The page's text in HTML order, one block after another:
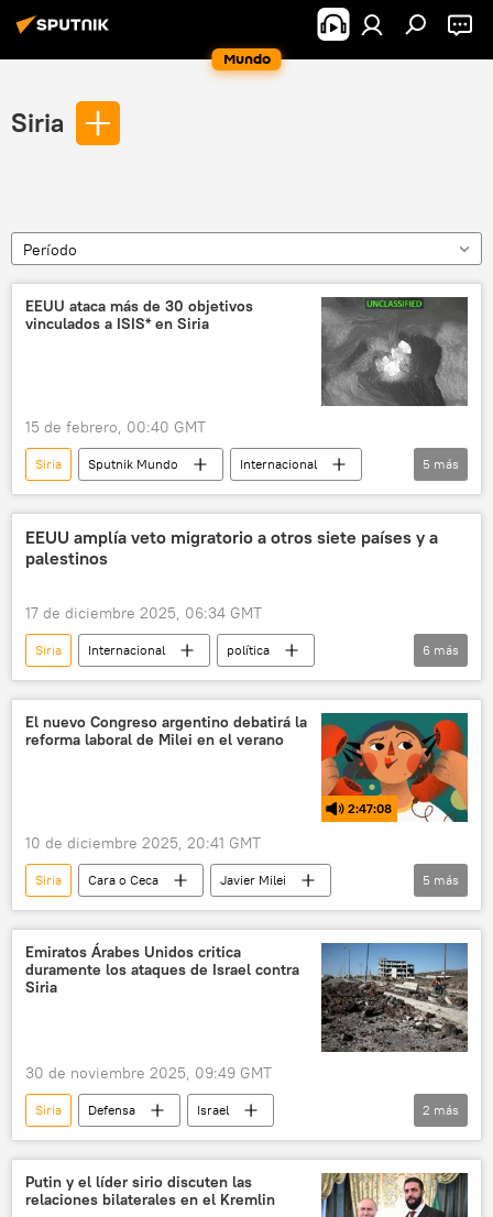
Mundo
Siria
Período
EEUU ataca más de 30 objetivos
vinculados a ISIS* en Siria
15 de febrero, 00:40 GMT
Siria Sputnik Mundo
Internacional
sociedad
EEUU
Palmira
ISIS
Comando Central de EEUU
5 más
EEUU amplía veto migratorio a otros siete países y a
palestinos
17 de diciembre 2025, 06:34 GMT
Siria Internacional
política
seguridad
Donald Trump
EEUU
Palestina
🌎 América
América del Norte
6 más
El nuevo Congreso argentino debatirá la
reforma laboral de Milei en el verano
2:47:08
10 de diciembre 2025, 20:41 GMT
Siria Cara o Ceca
Javier Milei
Argentina
latinoamérica
Israel
Altos del Golán
🌍 Oriente Medio
5 más
Emiratos Árabes Unidos critica
duramente los ataques de Israel contra
Siria
30 de noviembre 2025, 09:49 GMT
Siria Defensa
Israel
🛡️ Zonas de conflicto
🌍 Oriente Medio
2 más
Putin y el líder sirio discuten las
relaciones bilaterales en el Kremlin